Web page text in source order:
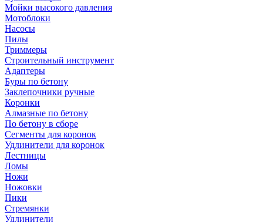
Мойки высокого давления
Мотоблоки
Насосы
Пилы
Триммеры
Строительный инструмент
Адаптеры
Буры по бетону
Заклепочники ручные
Коронки
Алмазные по бетону
По бетону в сборе
Сегменты для коронок
Удлинители для коронок
Лестницы
Ломы
Ножи
Ножовки
Пики
Стремянки
Удлинители